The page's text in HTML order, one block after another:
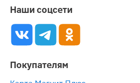
Наши соцсети
Покупателям